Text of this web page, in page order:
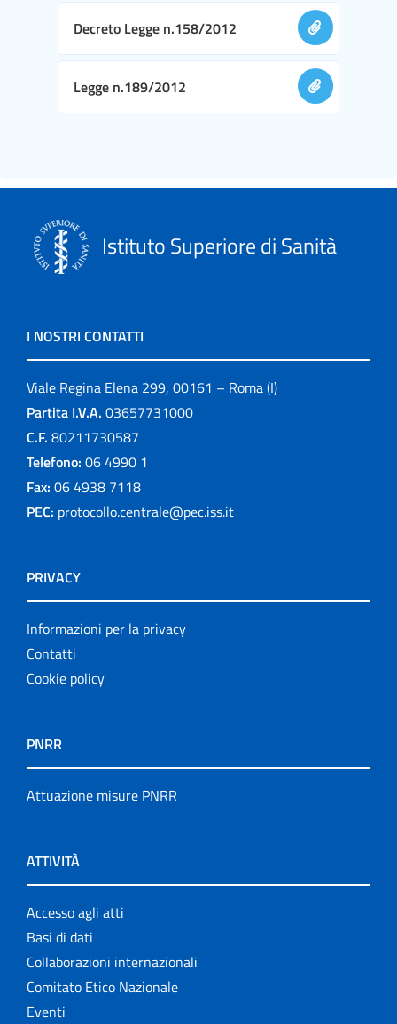
Decreto Legge n.158/2012
Legge n.189/2012
Istituto Superiore di Sanità
I NOSTRI CONTATTI
Viale Regina Elena 299, 00161 – Roma (I)
Partita I.V.A. 03657731000
C.F. 80211730587
Telefono: 06 4990 1
Fax: 06 4938 7118
PEC: protocollo.centrale@pec.iss.it
PRIVACY
Informazioni per la privacy
Contatti
Cookie policy
PNRR
Attuazione misure PNRR
ATTIVITÀ
Accesso agli atti
Basi di dati
Collaborazioni internazionali
Comitato Etico Nazionale
Eventi